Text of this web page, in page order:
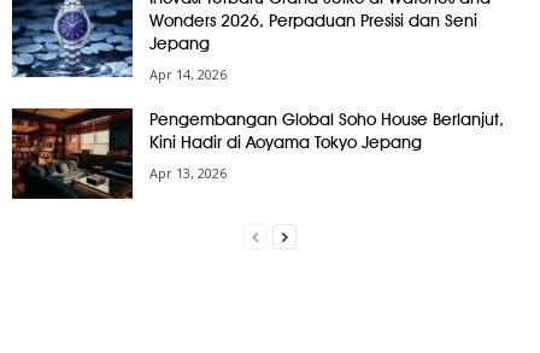
Wonders 2026, Perpaduan Presisi dan Seni
Jepang
Apr 14, 2026
Pengembangan Global Soho House Berlanjut,
Kini Hadir di Aoyama Tokyo Jepang
Apr 13, 2026